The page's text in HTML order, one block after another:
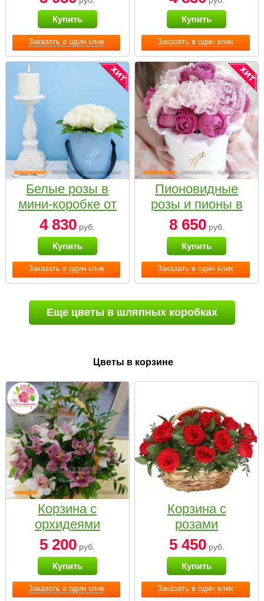
Заказать в один клик
Купить
Заказать в один клик
Купить
Заказать в один клик
Белые розы в
мини-коробке от
Bella Fiori
4 830 руб.
Купить
Заказать в один клик
Пионовидные
розы и пионы в
белой коробке
Small
8 650руб.
Купить
Еще цветы в шляпных коробках
Цветы в корзине
Заказать в один клик
Корзина с
орхидеями
малая
5 200 руб.
Купить
Заказать в один клик
Корзина с
розами
«Красный
Париж»
5 450руб.
Купить